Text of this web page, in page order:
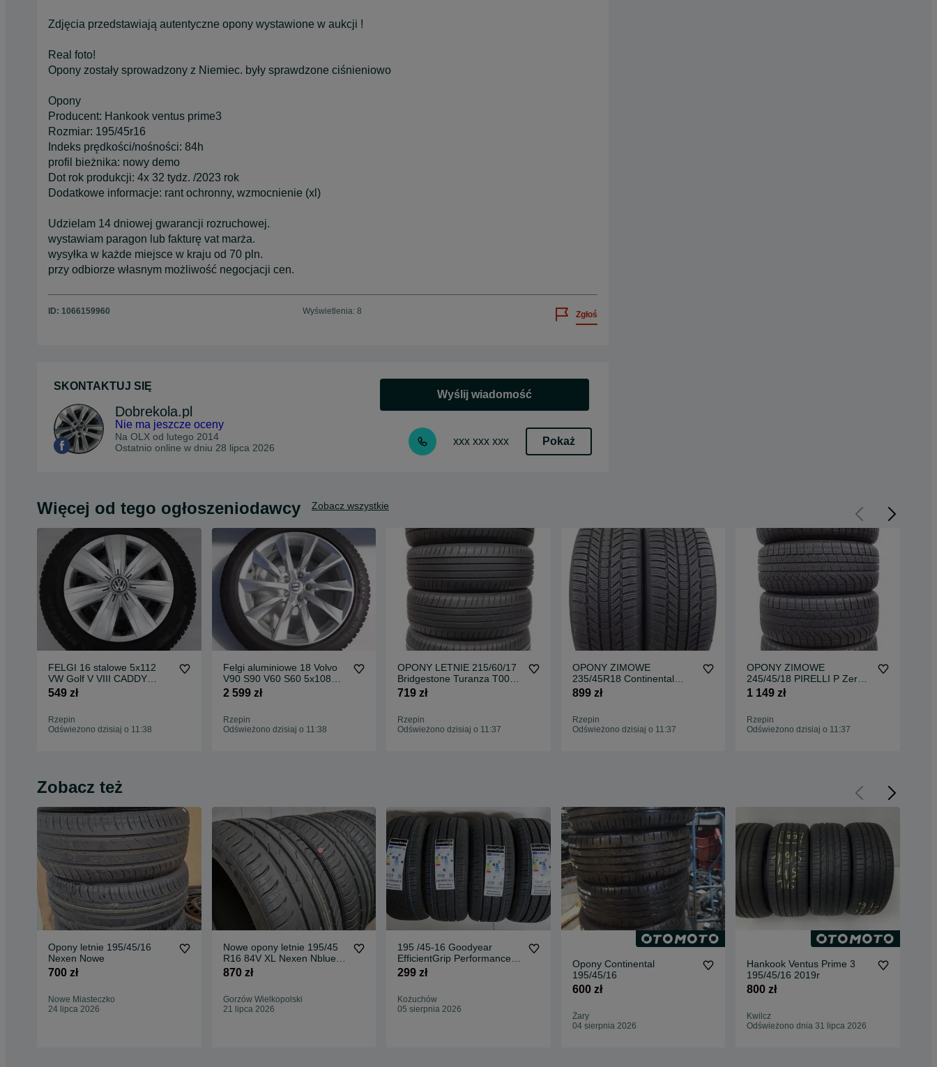
Zdjęcia przedstawiają autentyczne opony wystawione w aukcji !
Real foto!
Opony zostały sprowadzony z Niemiec. były sprawdzone ciśnieniowo
Opony
Producent: Hankook ventus prime3
Rozmiar: 195/45r16
Indeks prędkości/nośności: 84h
profil bieżnika: nowy demo
Dot rok produkcji: 4x 32 tydz. /2023 rok
Dodatkowe informacje: rant ochronny, wzmocnienie (xl)
Udzielam 14 dniowej gwarancji rozruchowej.
wystawiam paragon lub fakturę vat marża.
wysyłka w każde miejsce w kraju od 70 pln.
przy odbiorze własnym możliwość negocjacji cen.
ID: 1066159960 Wyświetlenia: 8 Zgłoś
SKONTAKTUJ SIĘ
Dobrekola.pl
Nie ma jeszcze oceny
Na OLX od lutego 2014
Ostatnio online w dniu 28 lipca 2026
Wyślij wiadomość
xxx xxx xxx Pokaż
Więcej od tego ogłoszeniodawcy Zobacz wszystkie
FELGI 16 stalowe 5x112
VW Golf V VIII CADDY
Touran T-Roc Kołpaki
549 zł
Rzepin
Odświeżono dzisiaj o 11:38
Felgi aluminiowe 18 Volvo
V90 S90 V60 S60 5x108
Oryginalne ET42 VAT23
2 599 zł
Rzepin
Odświeżono dzisiaj o 11:38
OPONY LETNIE 215/60/17
Bridgestone Turanza T005
215/60R17 4x 2023r 6,5
719 zł
Rzepin
Odświeżono dzisiaj o 11:37
OPONY ZIMOWE
235/45R18 Continental
Winter Contact TS870P
899 zł
Rzepin
Odświeżono dzisiaj o 11:37
OPONY ZIMOWE
245/45/18 PIRELLI P Zero
245/45R18 2024r 6,2
1 149 zł
Rzepin
Odświeżono dzisiaj o 11:37
Zobacz też
Opony letnie 195/45/16
Nexen Nowe
700 zł
Nowe Miasteczko
24 lipca 2026
Nowe opony letnie 195/45
R16 84V XL Nexen Nblue
870 zł
Gorzów Wielkopolski
21 lipca 2026
195 /45-16 Goodyear
EfficientGrip Performance
84V xl 2026
299 zł
Kożuchów
05 sierpnia 2026
Opony Continental
195/45/16
600 zł
Żary
04 sierpnia 2026
Hankook Ventus Prime 3
195/45/16 2019r
800 zł
Kwilcz
Odświeżono dnia 31 lipca 2026